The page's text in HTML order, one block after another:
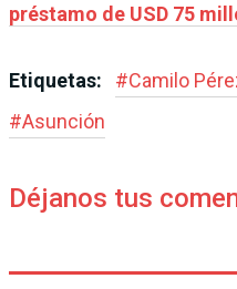
préstamo de USD 75
Etiquetas: #Camilo
#Asunción
Déjanos tus